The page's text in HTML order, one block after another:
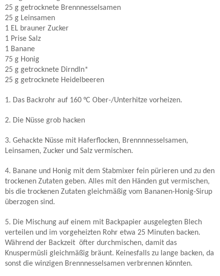
25 g getrocknete Brennnesselsamen
25 g Leinsamen
1 EL brauner Zucker
1 Prise Salz
1 Banane
75 g Honig
25 g getrocknete Dirndln*
25 g getrocknete Heidelbeeren
1. Das Backrohr auf 160 °C Ober-/Unterhitze vorheizen.
2. Die Nüsse grob hacken
3. Gehackte Nüsse mit Haferflocken, Brennnnesselsamen,
Leinsamen, Zucker und Salz vermischen.
4. Banane und Honig mit dem Stabmixer fein pürieren und zu den
trockenen Zutaten geben. Alles mit den Händen gut vermischen,
bis die trockenen Zutaten gleichmäßig vom Bananen-Honig-Sirup
überzogen sind.
5. Die Mischung auf einem mit Backpapier ausgelegten Blech
verteilen und im vorgeheizten Rohr etwa 25 Minuten backen.
Während der Backzeit öfter durchmischen, damit das
Knuspermüsli gleichmäßig bräunt. Keinesfalls zu lange backen, da
sonst die winzigen Brennnesselsamen verbrennen könnten.